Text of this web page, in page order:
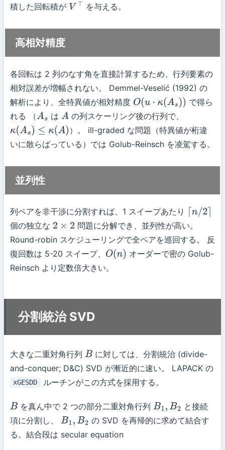
積した回転積が V ⊤ を与える。
高相対精度
各回転は 2 列のなす角を直接計算するため、行列要素の
相対誤差が増幅されない。 Demmel-Veselić (1992) の
解析により、全特異値が相対精度 O(u⋅κ( As))
で得ら
れる （As は Aの列スケーリング後の行列で、
κ(As)≤ κ(A)
）。 ill-graded な問題（特異値が桁違
いに散らばっている）では Golub-Reinsch を凌駕する。
並列性
列ペアを非干渉に分割すれば、1 スイープあたり n/2 ⌉
個の独立な 2 ×2
問題に分解でき、並列性が高い。
Round-robin スケジューリングで全ペアを巡回する。 反
復回数は 5-20 スイープ、 O(n)
オーダーで密の Golub-
Reinsch より定数倍大きい。
分割統治 SVD
大きな二重対角行列 B に対しては、分割統治 (divide-
and-conquer; D&C) SVD が漸近的に速い。 LAPACK の
xGESDD ルーチンがこの方式を採用する。
B を真ん中で 2 つの部分二重対角行列 B1,B 2
と接続
項に分割し、 B1,B 2
の SVD を再帰的に求めて結合す
る。結合段は secular equation